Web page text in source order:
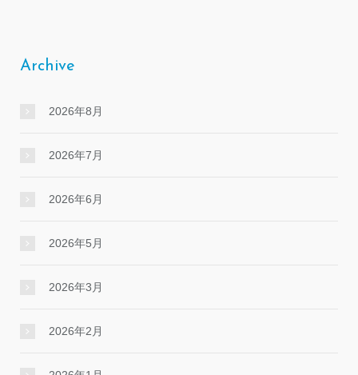
Archive
2026年8月
2026年7月
2026年6月
2026年5月
2026年3月
2026年2月